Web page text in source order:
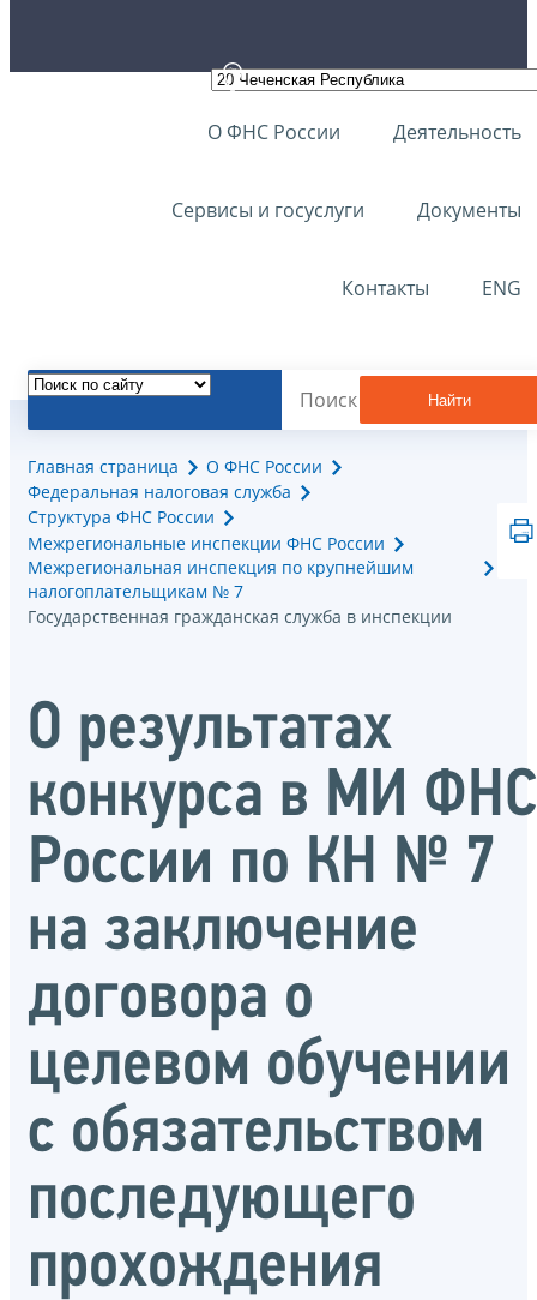
О ФНС России Деятельность
Сервисы и госуслуги Документы
Контакты ENG
Найти
Главная страница
О ФНС России
Федеральная налоговая служба
Структура ФНС России
Межрегиональные инспекции ФНС России
Межрегиональная инспекция по крупнейшим
налогоплательщикам № 7
Государственная гражданская служба в инспекции
О результатах
конкурса в МИ ФНС
России по КН № 7
на заключение
договора о
целевом обучении
с обязательством
последующего
прохождения